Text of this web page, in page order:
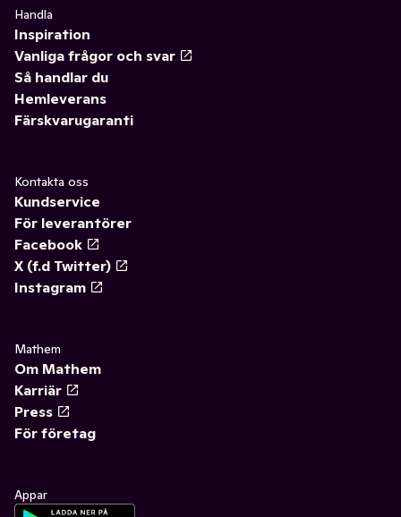
Handla
Inspiration
Vanliga frågor och svar
Så handlar du
Hemleverans
Färskvarugaranti
Kontakta oss
Kundservice
För leverantörer
Facebook
X (f.d Twitter)
Instagram
Mathem
Om Mathem
Karriär
Press
För företag
Appar